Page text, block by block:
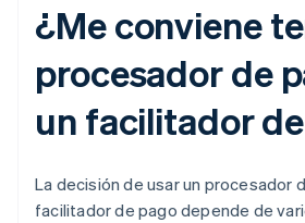
¿Me conviene
procesador de
un facilitador
La decisión de usar un procesador
facilitador de pago depende de